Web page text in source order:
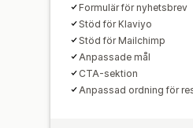
Formulär för nyhetsbrev
Stöd för Klaviyo
Stöd för Mailchimp
Anpassade mål
CTA-sektion
Anpassad ordning för